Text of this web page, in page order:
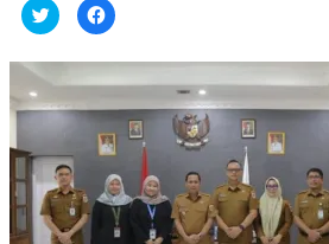
Klik
untuk
berbagi
Twitter(Membuka
di
yang
baru)
Klik
untuk
Facebook(Membuka
di
yang
baru)